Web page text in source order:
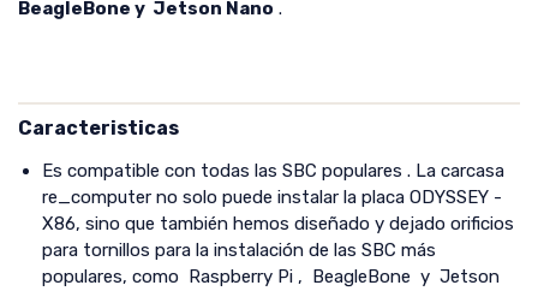
BeagleBone y Jetson Nano .
Caracteristicas
Es compatible con todas las SBC populares . La carcasa
re_computer no solo puede instalar la placa ODYSSEY -
X86, sino que también hemos diseñado y dejado orificios
para tornillos para la instalación de las SBC más
populares, como Raspberry Pi , BeagleBone y Jetson